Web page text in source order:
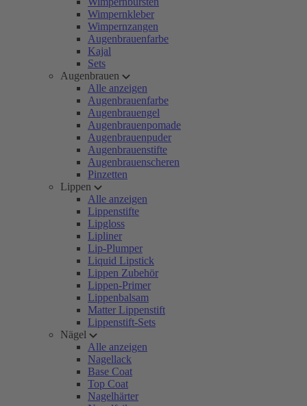
Wimpernkleber
Wimpernzangen
Augenbrauenfarbe
Kajal
Sets
Augenbrauen
Alle anzeigen
Augenbrauenfarbe
Augenbrauengel
Augenbrauenpomade
Augenbrauenpuder
Augenbrauenstifte
Augenbrauenscheren
Pinzetten
Lippen
Alle anzeigen
Lippenstifte
Lipgloss
Lipliner
Lip-Plumper
Liquid Lipstick
Lippen Zubehör
Lippen-Primer
Lippenbalsam
Matter Lippenstift
Lippenstift-Sets
Nägel
Alle anzeigen
Nagellack
Base Coat
Top Coat
Nagelhärter